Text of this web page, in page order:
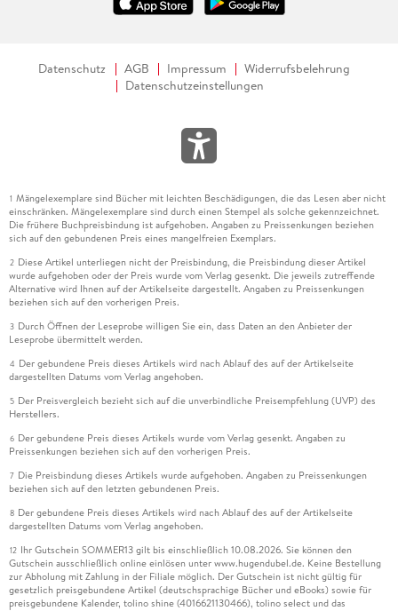
Datenschutz AGB Impressum
Widerrufsbelehrung
Datenschutzeinstellungen
1 Mängelexemplare sind Bücher mit leichten Beschädigungen, die das Lesen aber nicht
einschränken. Mängelexemplare sind durch einen Stempel als solche gekennzeichnet.
Die frühere Buchpreisbindung ist aufgehoben. Angaben zu Preissenkungen beziehen
sich auf den gebundenen Preis eines mangelfreien Exemplars.
2 Diese Artikel unterliegen nicht der Preisbindung, die Preisbindung dieser Artikel
wurde aufgehoben oder der Preis wurde vom Verlag gesenkt. Die jeweils zutreffende
Alternative wird Ihnen auf der Artikelseite dargestellt. Angaben zu Preissenkungen
beziehen sich auf den vorherigen Preis.
3 Durch Öffnen der Leseprobe willigen Sie ein, dass Daten an den Anbieter der
Leseprobe übermittelt werden.
4 Der gebundene Preis dieses Artikels wird nach Ablauf des auf der Artikelseite
dargestellten Datums vom Verlag angehoben.
5 Der Preisvergleich bezieht sich auf die unverbindliche Preisempfehlung (UVP) des
Herstellers.
6 Der gebundene Preis dieses Artikels wurde vom Verlag gesenkt. Angaben zu
Preissenkungen beziehen sich auf den vorherigen Preis.
7 Die Preisbindung dieses Artikels wurde aufgehoben. Angaben zu Preissenkungen
beziehen sich auf den letzten gebundenen Preis.
8 Der gebundene Preis dieses Artikels wird nach Ablauf des auf der Artikelseite
dargestellten Datums vom Verlag angehoben.
12 Ihr Gutschein SOMMER13 gilt bis einschließlich 10.08.2026. Sie können den
Gutschein ausschließlich online einlösen unter www.hugendubel.de. Keine Bestellung
zur Abholung mit Zahlung in der Filiale möglich. Der Gutschein ist nicht gültig für
gesetzlich preisgebundene Artikel (deutschsprachige Bücher und eBooks) sowie für
preisgebundene Kalender, tolino shine (4016621130466), tolino select und das